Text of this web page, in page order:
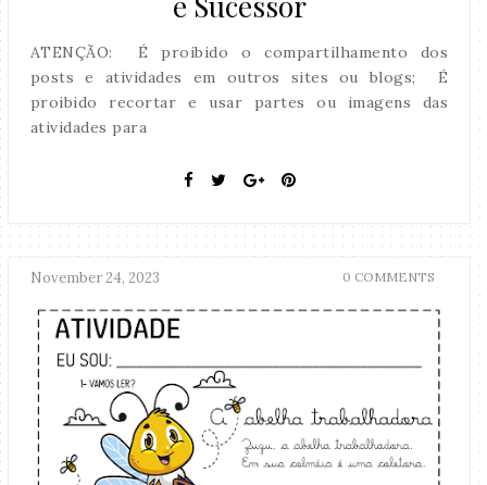
ATENÇÃO: É proibido o compartilhamento dos
posts e atividades em outros sites ou blogs; É
proibido recortar e usar partes ou imagens das
atividades para
November 24, 2023 0 COMMENTS